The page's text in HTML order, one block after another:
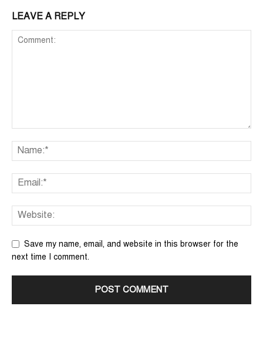
LEAVE A REPLY
Save my name, email, and website in this browser for the
next time I comment.